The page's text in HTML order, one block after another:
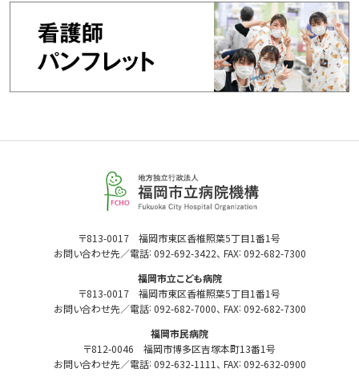
福
岡
市
立
病
機
構
〒813-0017 福岡市東区香椎照葉5丁目1番1号
お問い合わせ先／電話: 092-692-3422、 FAX: 092-682-7300
福岡市立こども病院
〒813-0017 福岡市東区香椎照葉5丁目1番1号
お問い合わせ先／電話: 092-682-7000、 FAX: 092-682-7300
福岡市民病院
〒812-0046 福岡市博多区吉塚本町13番1号
お問い合わせ先／電話: 092-632-1111 、 FAX: 092-632-0900